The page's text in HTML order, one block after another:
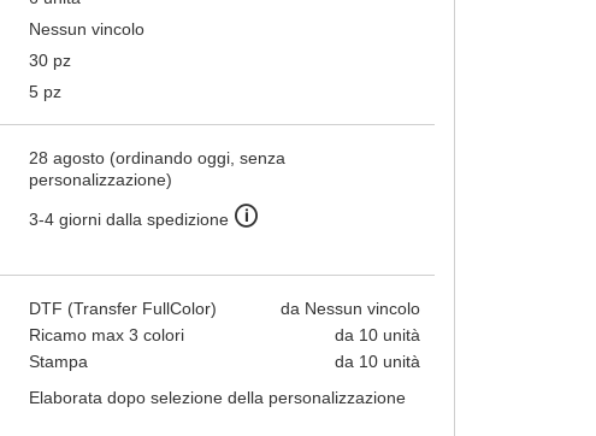
Nessun vincolo
30 pz
5 pz
28 agosto (ordinando oggi, senza
personalizzazione)
3-4 giorni dalla spedizione 🛈
DTF (Transfer FullColor)
da Nessun vincolo
Ricamo max 3 colori
da 10 unità
Stampa
da 10 unità
Elaborata dopo selezione della personalizzazione